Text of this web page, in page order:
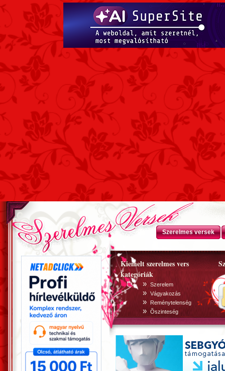
Szerelmes versek
Kiemelt szerelmes vers
kategóriák
» Szerelem
» Vágyakozás
» Reménytelenség
» Õszinteség